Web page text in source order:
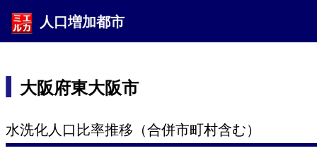
人口増加都市
大阪府東大阪市
水洗化人口比率推移（合併市町村含む）